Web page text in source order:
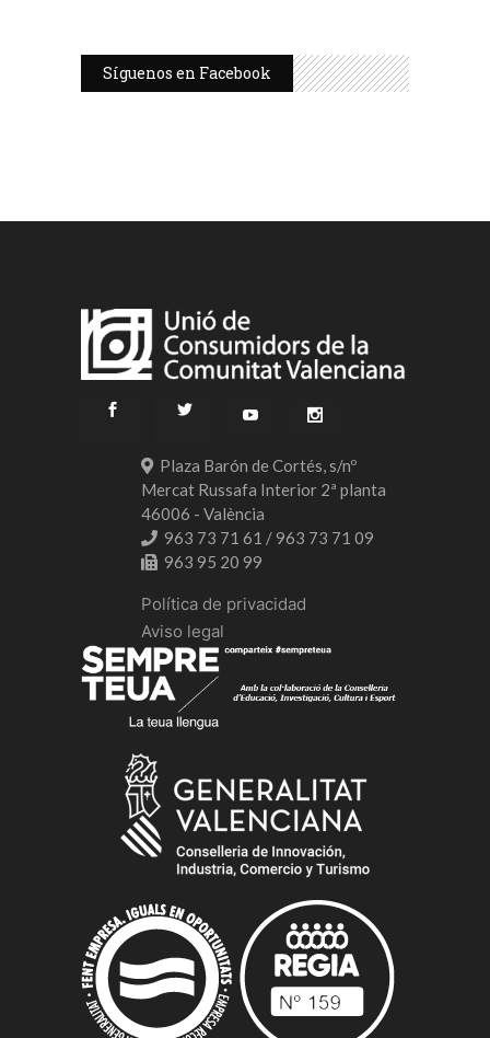
Síguenos en Facebook
Plaza Barón de Cortés, s/nº
Mercat Russafa Interior 2ª planta
46006 - València
963 73 71 61 / 963 73 71 09
963 95 20 99
Política de privacidad
Aviso legal